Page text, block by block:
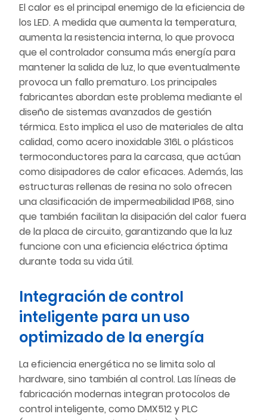
El calor es el principal enemigo de la eficiencia de
los LED. A medida que aumenta la temperatura,
aumenta la resistencia interna, lo que provoca
que el controlador consuma más energía para
mantener la salida de luz, lo que eventualmente
provoca un fallo prematuro. Los principales
fabricantes abordan este problema mediante el
diseño de sistemas avanzados de gestión
térmica. Esto implica el uso de materiales de alta
calidad, como acero inoxidable 316L o plásticos
termoconductores para la carcasa, que actúan
como disipadores de calor eficaces. Además, las
estructuras rellenas de resina no solo ofrecen
una clasificación de impermeabilidad IP68, sino
que también facilitan la disipación del calor fuera
de la placa de circuito, garantizando que la luz
funcione con una eficiencia eléctrica óptima
durante toda su vida útil.
Integración de control
inteligente para un uso
optimizado de la energía
La eficiencia energética no se limita solo al
hardware, sino también al control. Las líneas de
fabricación modernas integran protocolos de
control inteligente, como DMX512 y PLC